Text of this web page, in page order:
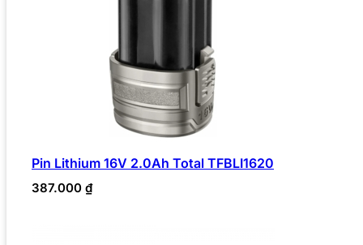
Pin Lithium 16V 2.0Ah Total TFBLI1620
387.000 ₫